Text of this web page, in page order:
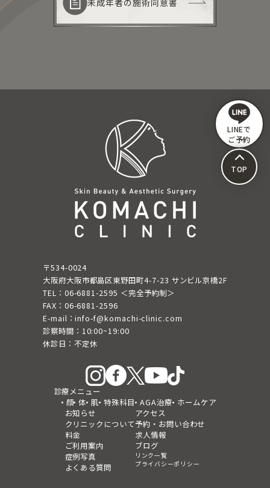
未成年者の施術同意書
〒534-0024
大阪府大阪市都島区東野田町4-7-23 サンビル京橋2F
TEL：06-6881-2595 ＜完全予約制＞
FAX：06-6881-2596
E-mail：info-f@komachi-clinic.com
診察時間：10:00~19:00
休診日：不定休
診療メニュー
顔 体 肌 特殊科目 AGA治療 ホームケア
お知らせ
クリニックについて
料金
ご利用案内
症例写真
よくある質問
アクセス
予約・お問い合わせ
求人情報
ブログ
リンク一覧
プライバシーポリシー
LINEで
ご予約
TOP